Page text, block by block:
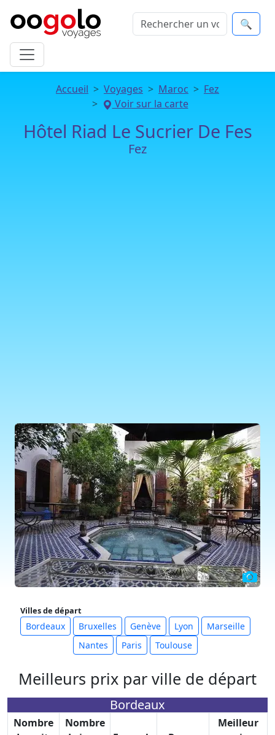
🔍
Accueil Voyages Maroc
Fez
Voir sur la carte
Hôtel Riad Le Sucrier De Fes
Fez
Villes de départ
Bordeaux Bruxelles Genève Lyon
Marseille
Nantes
Paris Toulouse
Meilleurs prix par ville de départ
Bordeaux
Nombre
Nombre
Meilleur